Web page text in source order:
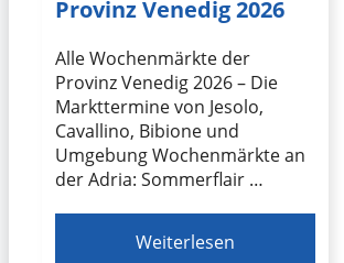
Provinz Venedig 2026
Alle Wochenmärkte der
Provinz Venedig 2026 – Die
Markttermine von Jesolo,
Cavallino, Bibione und
Umgebung Wochenmärkte an
der Adria: Sommerflair …
Weiterlesen